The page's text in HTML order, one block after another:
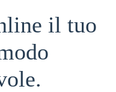
il tuo